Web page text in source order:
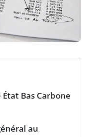
État Bas Carbone
au